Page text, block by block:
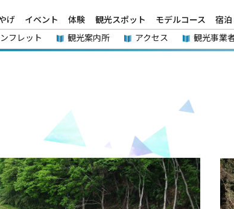
げ イベント 体験 観光スポット モデルコース 宿泊
フレット 観光案内所 アクセス 観光事業